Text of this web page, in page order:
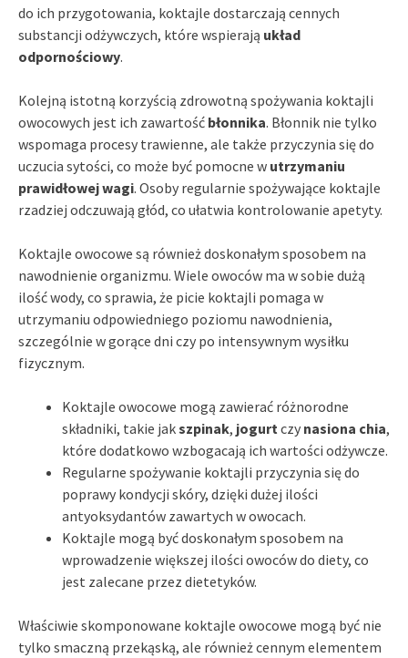
do ich przygotowania, koktajle dostarczają cennych
substancji odżywczych, które wspierają układ
odpornościowy.
Kolejną istotną korzyścią zdrowotną spożywania koktajli
owocowych jest ich zawartość błonnika. Błonnik nie tylko
wspomaga procesy trawienne, ale także przyczynia się do
uczucia sytości, co może być pomocne w utrzymaniu
prawidłowej wagi. Osoby regularnie spożywające koktajle
rzadziej odczuwają głód, co ułatwia kontrolowanie apetyty.
Koktajle owocowe są również doskonałym sposobem na
nawodnienie organizmu. Wiele owoców ma w sobie dużą
ilość wody, co sprawia, że picie koktajli pomaga w
utrzymaniu odpowiedniego poziomu nawodnienia,
szczególnie w gorące dni czy po intensywnym wysiłku
fizycznym.
Koktajle owocowe mogą zawierać różnorodne
składniki, takie jakszpinak, jogurt czy nasiona chia,
które dodatkowo wzbogacają ich wartości odżywcze.
Regularne spożywanie koktajli przyczynia się do
poprawy kondycji skóry, dzięki dużej ilości
antyoksydantów zawartych w owocach.
Koktajle mogą być doskonałym sposobem na
wprowadzenie większej ilości owoców do diety, co
jest zalecane przez dietetyków.
Właściwie skomponowane koktajle owocowe mogą być nie
tylko smaczną przekąską, ale również cennym elementem